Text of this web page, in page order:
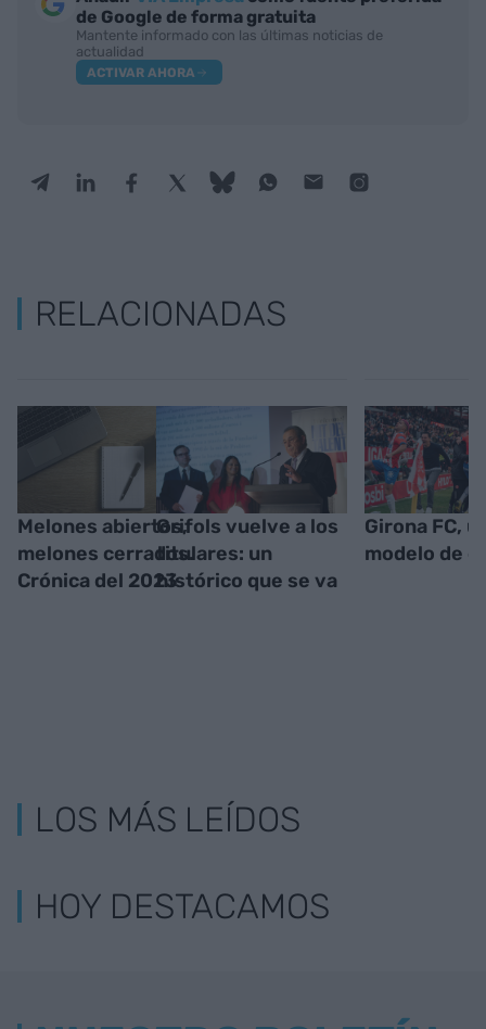
de Google de forma gratuita
Mantente informado con las últimas noticias de
actualidad
ACTIVAR AHORA
RELACIONADAS
Melones abiertos,
melones cerrados.
Crónica del 2023
Grifols vuelve a los
titulares: un
histórico que se va
Girona FC,
modelo de
LOS MÁS LEÍDOS
HOY DESTACAMOS